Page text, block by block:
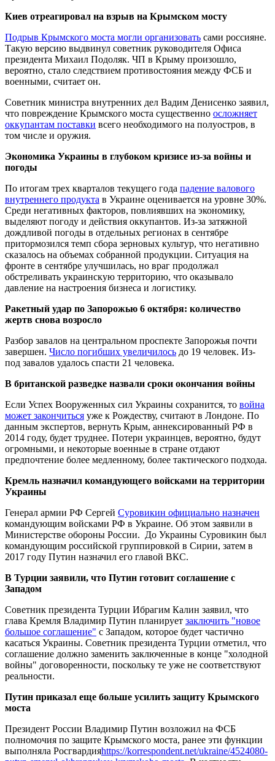
Киев отреагировал на взрыв на Крымском мосту
Подрыв Крымского моста могли организовать сами россияне.
Такую версию выдвинул советник руководителя Офиса
президента Михаил Подоляк. ЧП в Крыму произошло,
вероятно, стало следствием противостояния между ФСБ и
военными, считает он.
Советник министра внутренних дел Вадим Денисенко заявил,
что повреждение Крымского моста существенно осложняет
оккупантам поставки всего необходимого на полуостров, в
том числе и оружия.
Экономика Украины в глубоком кризисе из-за войны и
погоды
По итогам трех кварталов текущего года падение валового
внутреннего продукта в Украине оценивается на уровне 30%.
Среди негативных факторов, повлиявших на экономику,
выделяют погоду и действия оккупантов. Из-за затяжной
дождливой погоды в отдельных регионах в сентябре
притормозился темп сбора зерновых культур, что негативно
сказалось на объемах собранной продукции. Ситуация на
фронте в сентябре улучшилась, но враг продолжал
обстреливать украинскую территорию, что оказывало
давление на настроения бизнеса и логистику.
Ракетный удар по Запорожью 6 октября: количество
жертв снова возросло
Разбор завалов на центральном проспекте Запорожья почти
завершен. Число погибших увеличилось до 19 человек. Из-
под завалов удалось спасти 21 человека.
В британской разведке назвали сроки окончания войны
Если Успех Вооруженных сил Украины сохранится, то война
может закончиться уже к Рождеству, считают в Лондоне. По
данным экспертов, вернуть Крым, аннексированный РФ в
2014 году, будет труднее. Потери украинцев, вероятно, будут
огромными, и некоторые военные в стране отдают
предпочтение более медленному, более тактического подхода.
Кремль назначил командующего войсками на территории
Украины
Генерал армии РФ Сергей Суровикин официально назначен
командующим войсками РФ в Украине. Об этом заявили в
Министерстве обороны России. До Украины Суровикин был
командующим российской группировкой в Сирии, затем в
2017 году Путин назначил его главой ВКС.
В Турции заявили, что Путин готовит соглашение с
Западом
Советник президента Турции Ибрагим Калин заявил, что
глава Кремля Владимир Путин планирует заключить "новое
большое соглашение" с Западом, которое будет частично
касаться Украины. Советник президента Турции отметил, что
соглашение должно заменить заключенные в конце "холодной
войны" договоренности, поскольку те уже не соответствуют
реальности.
Путин приказал еще больше усилить защиту Крымского
моста
Президент России Владимир Путин возложил на ФСБ
полномочия по защите Крымского моста, ранее эти функции
выполняла Росгвардияhttps://korrespondent.net/ukraine/4524080-